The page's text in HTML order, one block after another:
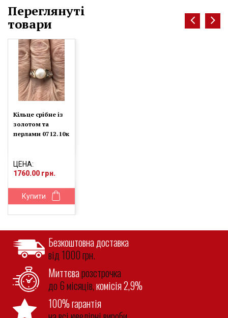
Переглянуті
товари
Кільце срібне із
золотом та
перлами 0712.10к
ЦЕНА:
1760.00 грн.
Купити
Безкоштовна доставка
від 1000 грн.
Миттєварозстрочка
до 6 місяців,комісія 2,9%
100% гарантія